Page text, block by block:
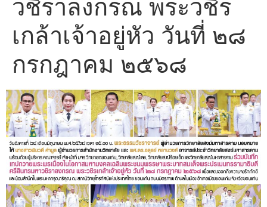
วชิราลงกรณ พระวชิร
เกล้าเจ้าอยู่หัว วันที่ ๒๘
กรกฎาคม ๒๕๖๘